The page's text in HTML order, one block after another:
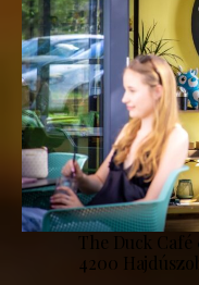
The Duck Café
4200